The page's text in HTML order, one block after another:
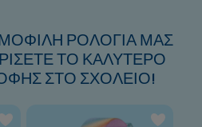
ΡΟΛΟΓΙΑ ΜΑΣ
ΤΟ ΚΑΛΥΤΕΡΟ
ΣΤΟ ΣΧΟΛΕΙΟ!